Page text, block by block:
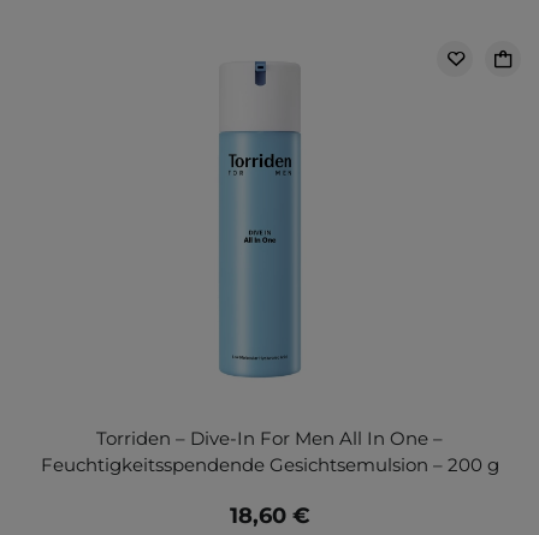
Torriden – Dive-In For Men All In One –
Feuchtigkeitsspendende Gesichtsemulsion – 200 g
18,60 €